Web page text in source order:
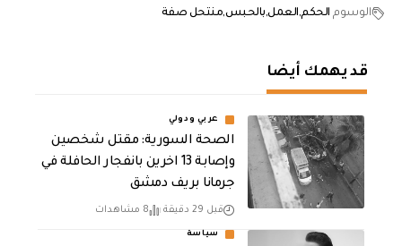
الوسوم الحكم العمل بالحبسمنتحل صفة
قد يهمك أيضا
عربي ودولي
الصحة السورية: مقتل شخصين
وإصابة 13 اخرين بانفجار الحافلة في
جرمانا بريف دمشق
قبل 29 دقيقة 8 مشاهدات
سياسة